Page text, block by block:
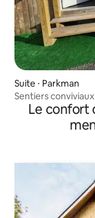
Suite ⋅ Parkman
Sentiers
acceptés
Le confort